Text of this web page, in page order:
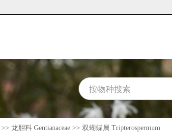
>> 龙胆科 Gentianaceae >> 双蝴蝶属 Tripterospermum